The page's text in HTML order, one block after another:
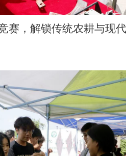
，解锁传统农耕与现